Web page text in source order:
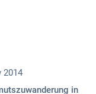
2014
in